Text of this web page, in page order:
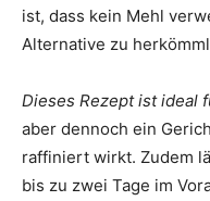
ist, dass kein Mehl
Alternative zu
Dieses Rezept ist ideal
aber dennoch ein
raffiniert wirkt. Zudem
bis zu zwei Tage im